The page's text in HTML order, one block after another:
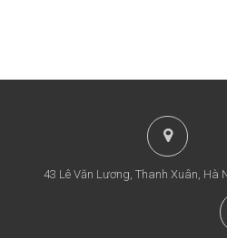
43 Lê Văn Lương, Thanh Xuân, Hà